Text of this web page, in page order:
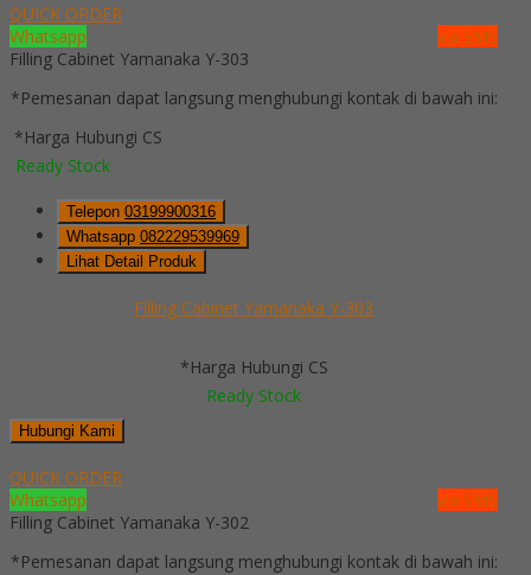
QUICK ORDER
Whatsapp
via SMS
Filling Cabinet Yamanaka Y-303
*Pemesanan dapat langsung menghubungi kontak di bawah ini:
*Harga Hubungi CS
Ready Stock
Telepon 03199900316
Whatsapp 082229539969
Lihat Detail Produk
Filling Cabinet Yamanaka Y-303
*Harga Hubungi CS
Ready Stock
Hubungi Kami
QUICK ORDER
Whatsapp
via SMS
Filling Cabinet Yamanaka Y-302
*Pemesanan dapat langsung menghubungi kontak di bawah ini: